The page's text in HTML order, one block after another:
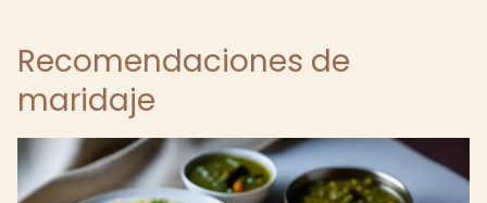
Recomendaciones de
maridaje